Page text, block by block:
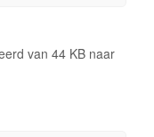
van 44 KB naar